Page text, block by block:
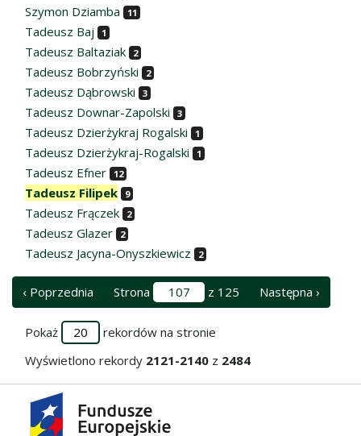
Szymon Dziamba 11
Tadeusz Baj 1
Tadeusz Baltaziak 2
Tadeusz Bobrzyński 2
Tadeusz Dąbrowski 3
Tadeusz Downar-Zapolski 3
Tadeusz Dzierżykraj Rogalski 1
Tadeusz Dzierżykraj-Rogalski 1
Tadeusz Efner 12
Tadeusz Filipek 9
Tadeusz Frączek 2
Tadeusz Glazer 2
Tadeusz Jacyna-Onyszkiewicz 2
‹ Poprzednia Strona z 125 Następna ›
Pokaż
rekordów na stronie
Wyświetlono rekordy 2121-2140 z 2484